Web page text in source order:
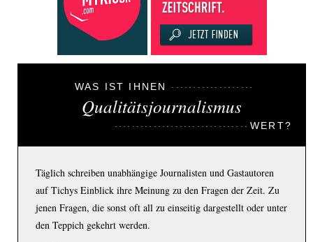
WAS IST IHNEN
Qualitätsjournalismus
WERT?
Täglich schreiben unabhängige Journalisten und Gastautoren
auf Tichys Einblick ihre Meinung zu den Fragen der Zeit. Zu
jenen Fragen, die sonst oft all zu einseitig dargestellt oder unter
den Teppich gekehrt werden.